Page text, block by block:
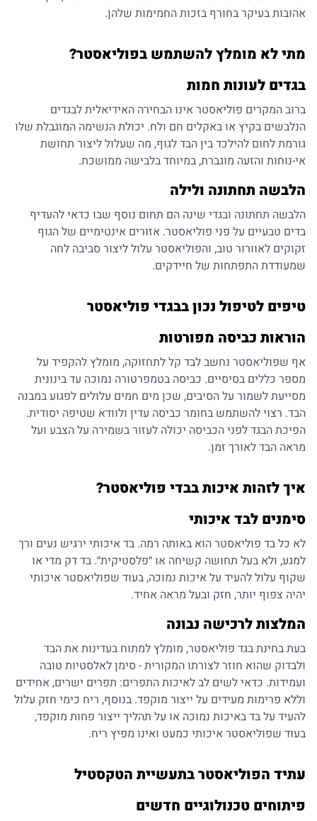
אהובות בעיקר בחורף בזכות החמימות שלהן.
מתי לא מומלץ להשתמש בפוליאסטר?
בגדים לעונות חמות
ברוב המקרים פוליאסטר אינו הבחירה האידיאלית לבגדים
הנלבשים בקיץ או באקלים חם ולח. יכולת הנשימה המוגבלת שלו
גורמת לחום להילכד בין הבד לגוף, מה שעלול ליצור תחושת
אי-נוחות והזעה מוגברת, במיוחד בלבישה ממושכת.
הלבשה תחתונה ולילה
הלבשה תחתונה ובגדי שינה הם תחום נוסף שבו כדאי להעדיף
בדים טבעיים על פני פוליאסטר. אזורים אינטימיים של הגוף
זקוקים לאוורור טוב, והפוליאסטר עלול ליצור סביבה לחה
שמעודדת התפתחות של חיידקים.
טיפים לטיפול נכון בבגדי פוליאסטר
הוראות כביסה מפורטות
אף שפוליאסטר נחשב לבד קל לתחזוקה, מומלץ להקפיד על
מספר כללים בסיסיים. כביסה בטמפרטורה נמוכה עד בינונית
מסייעת לשמור על הסיבים, שכן מים חמים עלולים לפגוע במבנה
הבד. רצוי להשתמש בחומר כביסה עדין ולוודא שטיפה יסודית.
הפיכת הבגד לפני הכביסה יכולה לעזור בשמירה על הצבע ועל
מראה הבד לאורך זמן.
איך לזהות איכות בבדי פוליאסטר?
סימנים לבד איכותי
לא כל בד פוליאסטר הוא באותה רמה. בד איכותי ירגיש נעים ורך
למגע, ולא בעל תחושה קשיחה או ״פלסטיקית״. בד דק מדי או
שקוף עלול להעיד על איכות נמוכה, בעוד שפוליאסטר איכותי
יהיה צפוף יותר, חזק ובעל מראה אחיד.
המלצות לרכישה נבונה
בעת בחינת בגד פוליאסטר, מומלץ למתוח בעדינות את הבד
ולבדוק שהוא חוזר לצורתו המקורית - סימן לאלסטיות טובה
ועמידות. כדאי לשים לב לאיכות התפרים: תפרים ישרים, אחידים
וללא פרימות מעידים על ייצור מוקפד. בנוסף, ריח כימי חזק עלול
להעיד על בד באיכות נמוכה או על תהליך ייצור פחות מוקפד,
בעוד שפוליאסטר איכותי כמעט ואינו מפיץ ריח.
עתיד הפוליאסטר בתעשיית הטקסטיל
פיתוחים טכנולוגיים חדשים